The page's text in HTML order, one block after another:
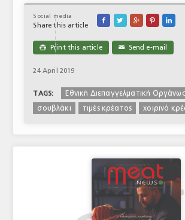
Social media
Share this article
    
 Print this article ✉ Send e-mail
24 April 2019
TAGS:
Εθνική Διεπαγγελματική
σουβλάκι
τιμές κρέατος χοιρινό